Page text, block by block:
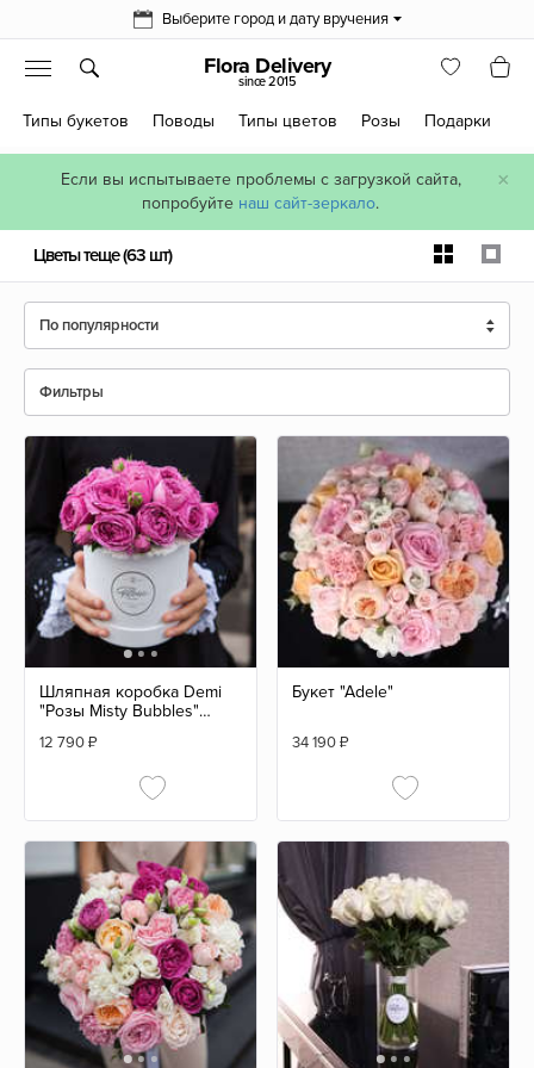
×
Если вы испытываете проблемы с загрузкой сайта,
попробуйте наш сайт-зеркало.
Выберите город и дату вручения
Flora Delivery
since 2015
Типы букетов Поводы Типы цветов Розы Подарки
Цветы теще(63 шт)
По популярности
Фильтры
Шляпная коробка Demi
"Розы Misty Bubbles"
12 790₽
Букет "Adele"
34 190₽